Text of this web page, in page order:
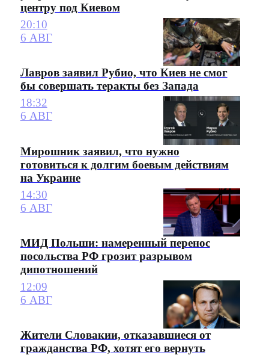
центру под Киевом
20:10
6 АВГ
Лавров заявил Рубио, что Киев не смог
бы совершать теракты без Запада
18:32
6 АВГ
Мирошник заявил, что нужно
готовиться к долгим боевым действиям
на Украине
14:30
6 АВГ
МИД Польши: намеренный перенос
посольства РФ грозит разрывом
дипотношений
12:09
6 АВГ
Жители Словакии, отказавшиеся от
гражданства РФ, хотят его вернуть